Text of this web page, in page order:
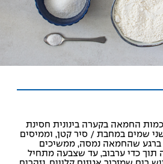
החמאה בקערה בינונית חסינת
שמים במחבת / סיר קטן, וממיסים
ברגע שהחמאה נמסה, ממשיכים
כדי ערבוב, עד שצבעה מתחיל